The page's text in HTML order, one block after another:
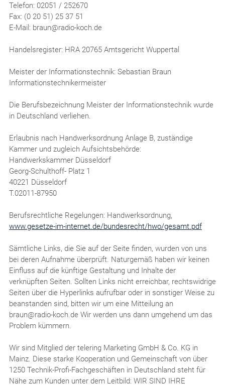
Telefon: 02051 / 252670
Fax: (0 20 51) 25 37 51
E-Mail: braun@radio-koch.de
Handelsregister: HRA 20765 Amtsgericht Wuppertal
Meister der Informationstechnik: Sebastian Braun
Informationstechnikermeister
Die Berufsbezeichnung Meister der Informationstechnik wurde
in Deutschland verliehen.
Erlaubnis nach Handwerksordnung Anlage B, zuständige
Kammer und zugleich Aufsichtsbehörde:
Handwerkskammer Düsseldorf
Georg-Schulthoff- Platz 1
40221 Düsseldorf
T.02011-87950
Berufsrechtliche Regelungen: Handwerksordnung,
www.gesetze-im-internet.de/bundesrecht/hwo/gesamt.pdf
Sämtliche Links, die Sie auf der Seite finden, wurden von uns
bei deren Aufnahme überprüft. Naturgemäß haben wir keinen
Einfluss auf die künftige Gestaltung und Inhalte der
verknüpften Seiten. Sollten Links nicht erreichbar, rechtswidrige
Seiten über die Hyperlinks aufrufbar oder in sonstiger Weise zu
beanstanden sind, bitten wir um eine Mitteilung an
braun@radio-koch.de Wir werden uns dann umgehend um das
Problem kümmern.
Wir sind Mitglied der telering Marketing GmbH & Co. KG in
Mainz. Diese starke Kooperation und Gemeinschaft von über
1250 Technik-Profi-Fachgeschäften in Deutschland steht für
Nähe zum Kunden unter dem Leitbild: WIR SIND IHRE